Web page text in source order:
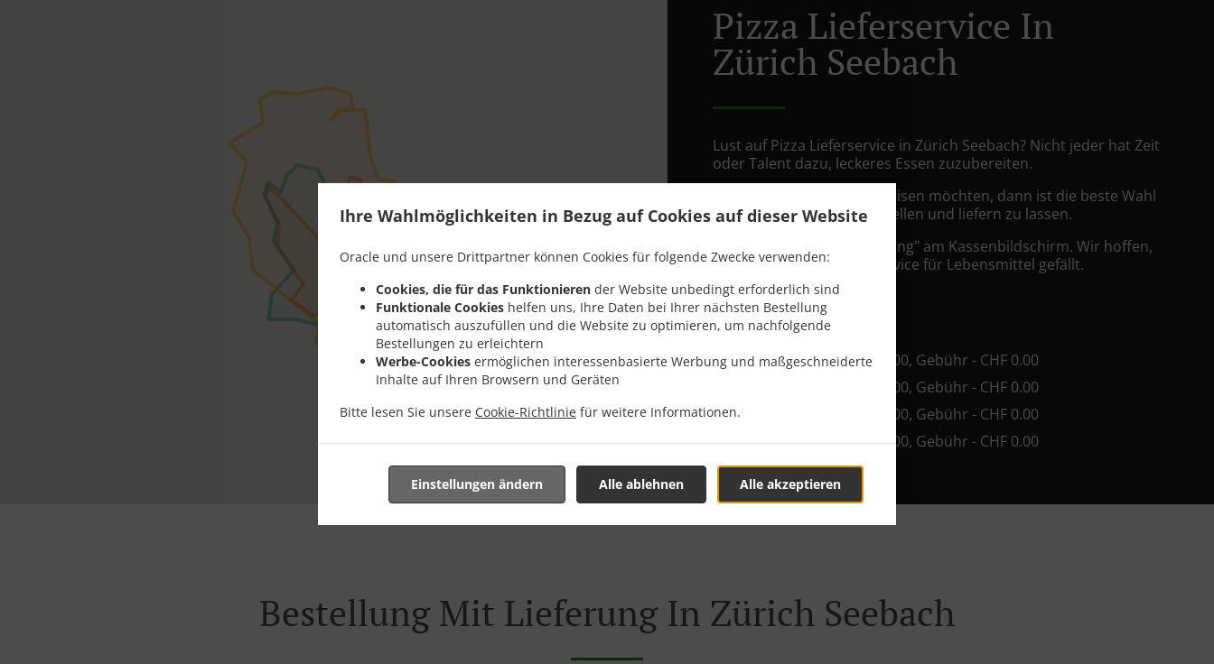
Ihre Wahlmöglichkeiten in Bezug auf Cookies auf dieser Website
Oracle und unsere Drittpartner können Cookies für folgende Zwecke verwenden:
Cookies, die für das Funktionieren der Website unbedingt erforderlich sind
Funktionale Cookies helfen uns, Ihre Daten bei Ihrer nächsten Bestellung
automatisch auszufüllen und die Website zu optimieren, um nachfolgende
Bestellungen zu erleichtern
Werbe-Cookies ermöglichen interessenbasierte Werbung und maßgeschneiderte
Inhalte auf Ihren Browsern und Geräten
Bitte lesen Sie unsere Cookie-Richtlinie für weitere Informationen.
Alle akzeptieren
Alle ablehnen
Einstellungen ändern
Pizza Lieferservice In
Zürich Seebach
Lust auf Pizza Lieferservice in Zürich Seebach? Nicht jeder hat Zeit
oder Talent dazu, leckeres Essen zuzubereiten.
Wenn Sie wie ein König speisen möchten, dann ist die beste Wahl
bei Kloten Express zu bestellen und liefern zu lassen.
Wählen Sie einfach "Lieferung" am Kassenbildschirm. Wir hoffen,
dass Ihnen unser Lieferservice für Lebensmittel gefällt.
Liefergebühr
Zone 1, Mind. - CHF 20.00, Gebühr - CHF 0.00
, Mind. - CHF 25.00, Gebühr - CHF 0.00
Zone 3
, Mind. - CHF 35.00, Gebühr - CHF 0.00
Zone 4, Mind. - CHF 40.00, Gebühr - CHF 0.00
Bestellung Mit Lieferung In Zürich Seebach